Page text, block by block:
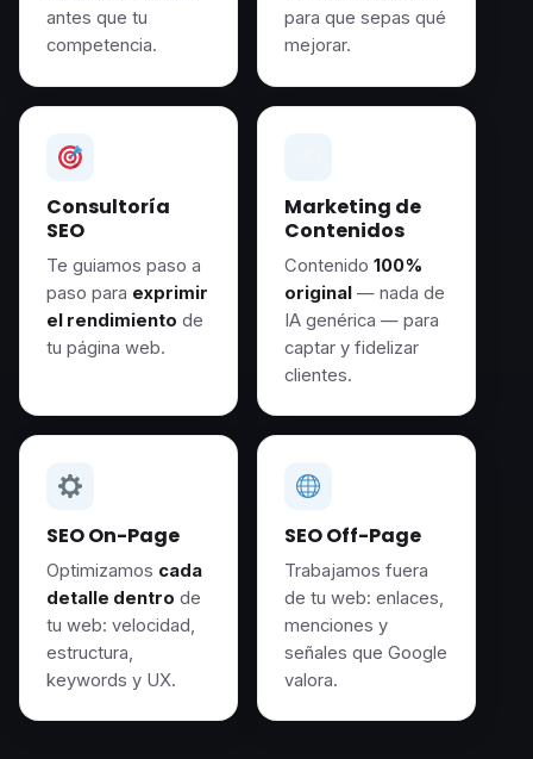
antes que tu
competencia.
para que sepas qué
mejorar.
Consultoría
SEO
Te guiamos paso a
paso para exprimir
el rendimiento de
tu página web.
Marketing de
Contenidos
Contenido 100%
original— nada de
IA genérica — para
captar y fidelizar
clientes.
SEO On-Page
Optimizamos cada
detalle dentro de
tu web: velocidad,
estructura,
keywords y UX.
SEO Off-Page
Trabajamos fuera
de tu web: enlaces,
menciones y
señales que Google
valora.